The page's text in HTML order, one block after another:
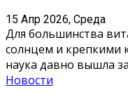
15 Апр 2026, Среда
Для большинства
солнцем и крепкими
наука давно вышла
Новости